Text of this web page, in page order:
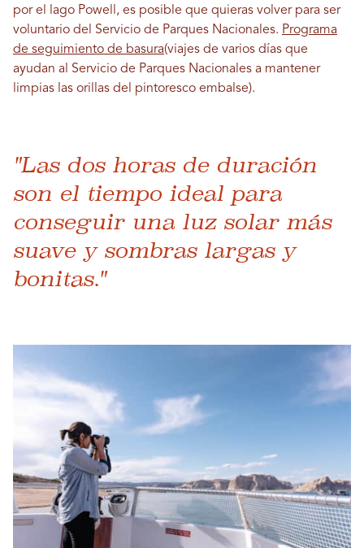
por el lago Powell, es posible que quieras volver para ser
voluntario del Servicio de Parques Nacionales. Programa
de seguimiento de basura(viajes de varios días que
ayudan al Servicio de Parques Nacionales a mantener
limpias las orillas del pintoresco embalse).
"Las dos horas de duración
son el tiempo ideal para
conseguir una luz solar más
suave y sombras largas y
bonitas."